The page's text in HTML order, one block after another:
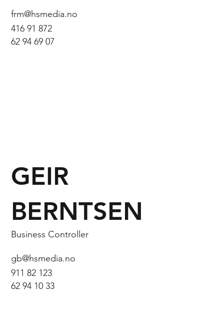
frm@hsmedia.no
416 91 872
62 94 69 07
GEIR
BERNTSEN
Business Controller
gb@hsmedia.no
911 82 123
62 94 10 33